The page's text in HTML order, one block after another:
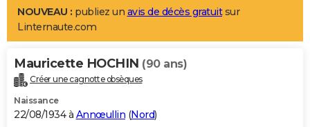
LIFESTYLE
Art de vivre
Bien-être
Loisirs
Mode
Modes de vie
Alimentation
Guide de la santé
Maladies
Médicaments
Sommeil
VOYAGE
Destinations
City break
Voyage nature
Voyage de noces
Forum
Climat
+PHOTO
GUIDES D'ACHAT
NOUVEAU : publiez un avis de décès gratuitsur
Linternaute.com
Mauricette HOCHIN (90 ans)
Créer une cagnotte obsèques
Naissance
22/08/1934 à Annœullin (Nord)